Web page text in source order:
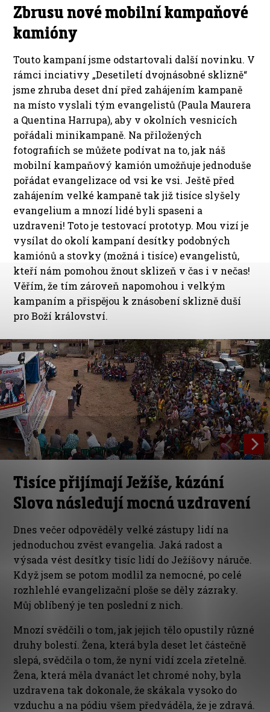
Zbrusu nové mobilní kampaňové
kamióny
Touto kampaní jsme odstartovali další novinku. V
rámci inciativy „Desetiletí dvojnásobné sklizně“
jsme zhruba deset dní před zahájením kampaně
na místo vyslali tým evangelistů (Paula Maurera
a Quentina Harrupa), aby v okolních vesnicích
pořádali minikampaně. Na přiložených
fotografiích se můžete podívat na to, jak náš
mobilní kampaňový kamión umožňuje jednoduše
pořádat evangelizace od vsi ke vsi. Ještě před
zahájením velké kampaně tak již tisíce slyšely
evangelium a mnozí lidé byli spaseni a
uzdraveni! Toto je testovací prototyp. Mou vizí je
vysílat do okolí kampaní desítky podobných
kamiónů a stovky (možná i tisíce) evangelistů,
kteří nám pomohou žnout sklizeň v čas i v nečas!
Věřím, že tím zároveň napomohou i velkým
kampaním a přispějou k znásobení sklizně duší
pro Boží království.
Tisíce přijímají Ježíše, kázání
Slova následují mocná uzdravení
Dnes večer odpověděly velké zástupy lidí na
jednoduchou zvěst evangelia. Jaká radost a
výsada vést desítky tisíc lidí do Ježíšovy náruče.
Když jsem se potom modlil za nemocné, po celé
rozhlehlé evangelizační ploše se děly zázraky.
Můj oblíbený je ten poslední z nich.
Mnozí svědčili o tom, jak jejich tělo opustily různé
druhy bolestí. Žena, která byla deset let částečně
slepá, svědčila o tom, že nyní vidí zcela zřetelně.
Žena, která měla dvanáct let chromé nohy, byla
uzdravena tak dokonale, že skákala vysoko do
vzduchu a na pódiu všem předváděla, že je zdravá.